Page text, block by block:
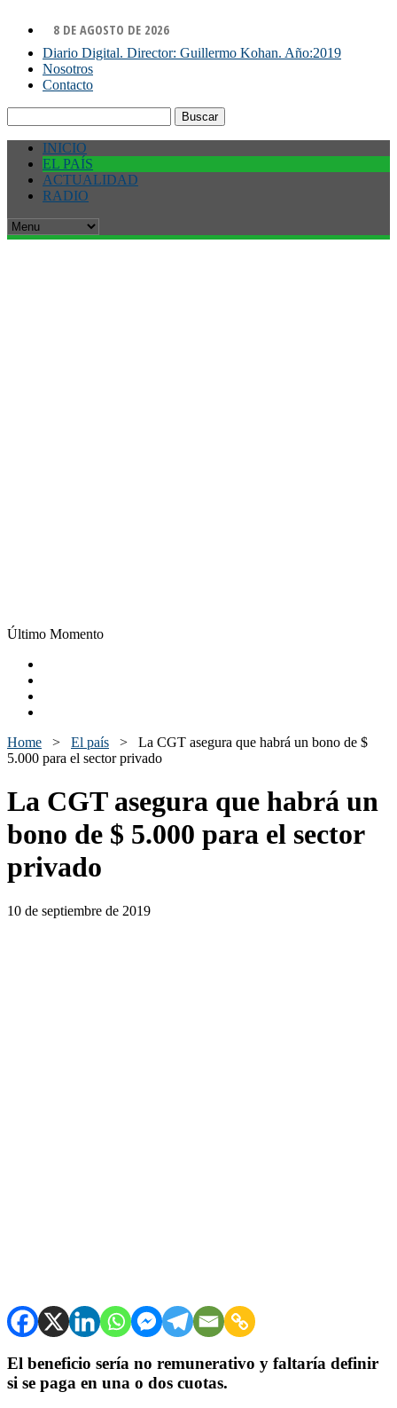
8 DE AGOSTO DE 2026
Diario Digital. Director: Guillermo Kohan. Año:2019
Nosotros
Contacto
INICIO
EL PAÍS
ACTUALIDAD
RADIO
Último Momento
Home > El país > La CGT asegura que habrá un bono de $
5.000 para el sector privado
La CGT asegura que habrá un
bono de $ 5.000 para el sector
privado
10 de septiembre de 2019
El beneficio sería no remunerativo y faltaría definir
si se paga en una o dos cuotas.